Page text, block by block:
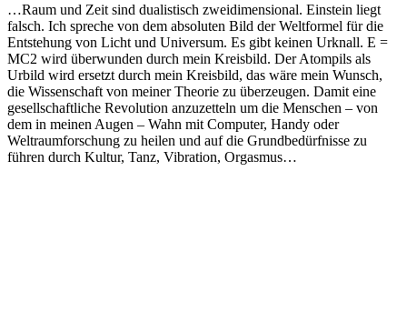
…Raum und Zeit sind dualistisch zweidimensional. Einstein liegt
falsch. Ich spreche von dem absoluten Bild der Weltformel für die
Entstehung von Licht und Universum. Es gibt keinen Urknall. E =
MC2 wird überwunden durch mein Kreisbild. Der Atompils als
Urbild wird ersetzt durch mein Kreisbild, das wäre mein Wunsch,
die Wissenschaft von meiner Theorie zu überzeugen. Damit eine
gesellschaftliche Revolution anzuzetteln um die Menschen – von
dem in meinen Augen – Wahn mit Computer, Handy oder
Weltraumforschung zu heilen und auf die Grundbedürfnisse zu
führen durch Kultur, Tanz, Vibration, Orgasmus…